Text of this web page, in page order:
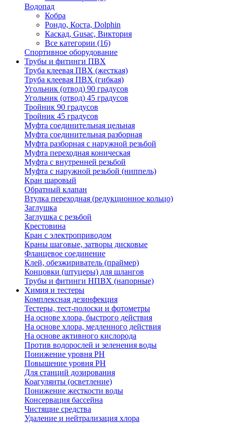
Водопад
Кобра
Рондо, Коста, Dolphin
Каскад, Gusac, Виктория
Все категории (16)
Спортивное оборудование
Трубы и фитинги ПВХ
Труба клеевая ПВХ (жесткая)
Труба клеевая ПВХ (гибкая)
Угольник (отвод) 90 градусов
Угольник (отвод) 45 градусов
Тройник 90 градусов
Тройник 45 градусов
Муфта соединительная цельная
Муфта соединительная разборная
Муфта разборная с наружной резьбой
Муфта переходная коническая
Муфта с внутренней резьбой
Муфта с наружной резьбой (ниппель)
Кран шаровый
Обратный клапан
Втулка переходная (редукционное кольцо)
Заглушка
Заглушка с резьбой
Крестовина
Кран с электроприводом
Краны шаговые, затворы дисковые
Фланцевое соединение
Клей, обезжириватель (праймер)
Концовки (штуцеры) для шлангов
Трубы и фитинги НПВХ (напорные)
Химия и тестеры
Комплексная дезинфекция
Тестеры, тест-полоски и фотометры
На основе хлора, быстрого действия
На основе хлора, медленного действия
На основе активного кислорода
Против водорослей и зеленения воды
Понижение уровня РН
Повышение уровня РН
Для станций дозирования
Коагулянты (осветление)
Понижение жесткости воды
Консервация бассейна
Чистящие средства
Удаление и нейтрализация хлора